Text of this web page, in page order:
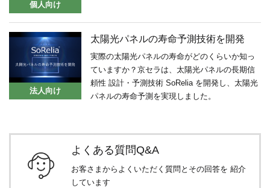
個人向け
法人向け
太陽光パネルの寿命予測技術を開発
実際の太陽光パネルの寿命がどのくらいか知っ
ていますか？京セラは、太陽光パネルの長期信
頼性 設計・予測技術 SoRelia を開発し、太陽光
パネルの寿命予測を実現しました。
よくある質問Q&A
お客さまからよくいただく質問とその回答を 紹介
しています